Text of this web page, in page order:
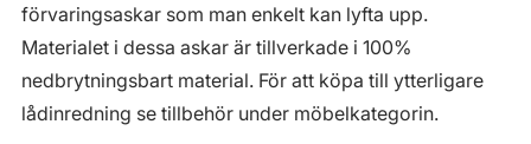
förvaringsaskar som man enkelt kan lyfta upp.
Materialet i dessa askar är tillverkade i 100%
nedbrytningsbart material. För att köpa till ytterligare
lådinredning se tillbehör under möbelkategorin.